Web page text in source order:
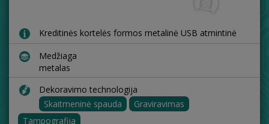
Kreditinės kortelės formos metalinė USB atmintinė
Medžiaga
metalas
Dekoravimo technologija
Skaitmeninė spauda
Graviravimas
Tampografija